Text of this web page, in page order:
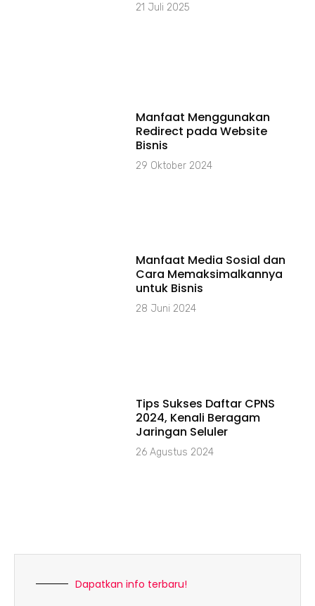
21 Juli 2025
Manfaat Menggunakan
Redirect pada Website
Bisnis
29 Oktober 2024
Manfaat Media Sosial dan
Cara Memaksimalkannya
untuk Bisnis
28 Juni 2024
Tips Sukses Daftar CPNS
2024, Kenali Beragam
Jaringan Seluler
26 Agustus 2024
Dapatkan info terbaru!